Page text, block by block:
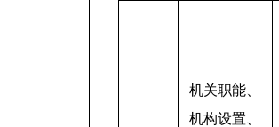
机关职能、
机构设置、